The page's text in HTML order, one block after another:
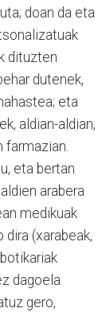
doan da eta
dituzten
dutenek,
eta
aldian-aldian,
farmazian.
eta bertan
arabera
medikuak
(xarabeak,
dagoela
gero,